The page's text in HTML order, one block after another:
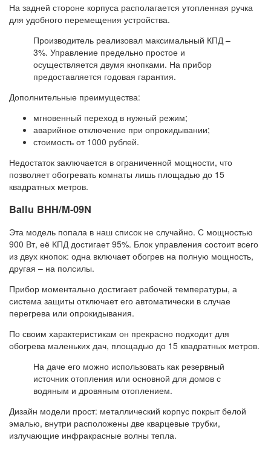
На задней стороне корпуса располагается утопленная ручка
для удобного перемещения устройства.
Производитель реализовал максимальный КПД –
3%. Управление предельно простое и
осуществляется двумя кнопками. На прибор
предоставляется годовая гарантия.
Дополнительные преимущества:
мгновенный переход в нужный режим;
аварийное отключение при опрокидывании;
стоимость от 1000 рублей.
Недостаток заключается в ограниченной мощности, что
позволяет обогревать комнаты лишь площадью до 15
квадратных метров.
Ballu BHH/M-09N
Эта модель попала в наш список не случайно. С мощностью
900 Вт, её КПД достигает 95%. Блок управления состоит всего
из двух кнопок: одна включает обогрев на полную мощность,
другая – на полсилы.
Прибор моментально достигает рабочей температуры, а
система защиты отключает его автоматически в случае
перегрева или опрокидывания.
По своим характеристикам он прекрасно подходит для
обогрева маленьких дач, площадью до 15 квадратных метров.
На даче его можно использовать как резервный
источник отопления или основной для домов с
водяным и дровяным отоплением.
Дизайн модели прост: металлический корпус покрыт белой
эмалью, внутри расположены две кварцевые трубки,
излучающие инфракрасные волны тепла.